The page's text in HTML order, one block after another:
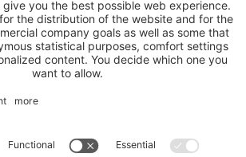
5 ,39100 Bolzano.T+39 0471 310 311.
info@unione-bz.it
Impressum
Privacy